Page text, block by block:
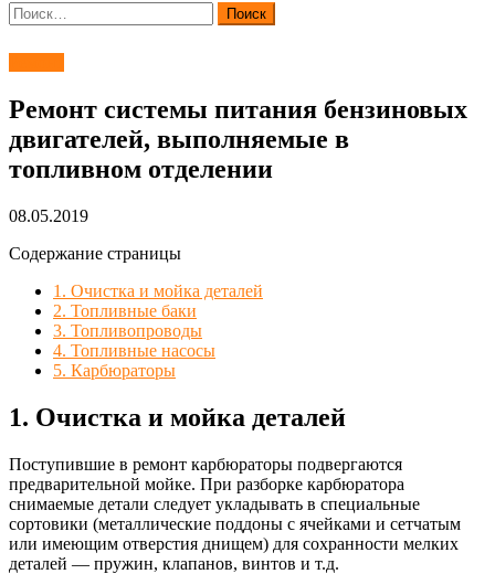
Найти:
Ремонт системы питания бензиновых
двигателей, выполняемые в
топливном отделении
08.05.2019
Содержание страницы
1. Очистка и мойка деталей
2. Топливные баки
3. Топливопроводы
4. Топливные насосы
5. Карбюраторы
1. Очистка и мойка деталей
Поступившие в ремонт карбюраторы подвергаются
предварительной мойке. При разборке карбюратора
снимаемые детали следует укладывать в специальные
сортовики (металлические поддоны с ячейками и сетчатым
или имеющим отверстия днищем) для сохранности мелких
деталей — пружин, клапанов, винтов и т.д.